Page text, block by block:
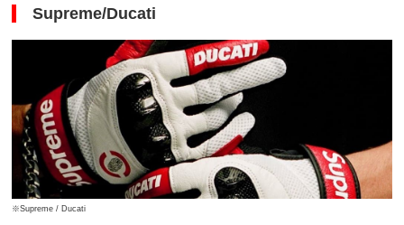
Supreme/Ducati
※Supreme / Ducati